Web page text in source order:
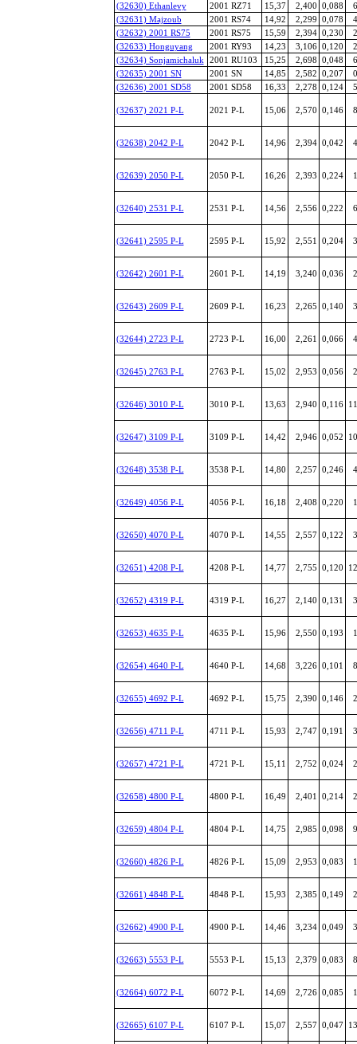
(32630) Ethanlevy
2001 RZ71 15,37 2,400 0,088
(32631) Majzoub
2001 RS74 14,92 2,299 0,078
(32632) 2001 RS75
2001 RS75 15,59 2,394 0,230
(32633) Honguyang
2001 RY93 14,23 3,106 0,120
(32634) Sonjamichaluk
2001 RU103 15,25 2,698 0,048
(32635) 2001 SN
2001 SN 14,85 2,582 0,207
(32636) 2001 SD58
2001 SD58 16,33 2,278 0,124
(32637) 2021 P-L 2021 P-L 15,06 2,570 0,146
(32638) 2042 P-L 2042 P-L 14,96 2,394 0,042
(32639) 2050 P-L 2050 P-L 16,26 2,393 0,224
(32640) 2531 P-L 2531 P-L 14,56 2,556 0,222
(32641) 2595 P-L 2595 P-L 15,92 2,551 0,204
(32642) 2601 P-L 2601 P-L 14,19 3,240 0,036
(32643) 2609 P-L 2609 P-L 16,23 2,265 0,140
(32644) 2723 P-L 2723 P-L 16,00 2,261 0,066
(32645) 2763 P-L 2763 P-L 15,02 2,953 0,056
(32646) 3010 P-L 3010 P-L 13,63 2,940 0,116
(32647) 3109 P-L 3109 P-L 14,42 2,946 0,052
(32648) 3538 P-L 3538 P-L 14,80 2,257 0,246
(32649) 4056 P-L 4056 P-L 16,18 2,408 0,220
(32650) 4070 P-L 4070 P-L 14,55 2,557 0,122
(32651) 4208 P-L 4208 P-L 14,77 2,755 0,120
(32652) 4319 P-L 4319 P-L 16,27 2,140 0,131
(32653) 4635 P-L 4635 P-L 15,96 2,550 0,193
(32654) 4640 P-L 4640 P-L 14,68 3,226 0,101
(32655) 4692 P-L 4692 P-L 15,75 2,390 0,146
(32656) 4711 P-L 4711 P-L 15,93 2,747 0,191
(32657) 4721 P-L 4721 P-L 15,11 2,752 0,024
(32658) 4800 P-L 4800 P-L 16,49 2,401 0,214
(32659) 4804 P-L 4804 P-L 14,75 2,985 0,098
(32660) 4826 P-L 4826 P-L 15,09 2,953 0,083
(32661) 4848 P-L 4848 P-L 15,93 2,385 0,149
(32662) 4900 P-L 4900 P-L 14,46 3,234 0,049
(32663) 5553 P-L 5553 P-L 15,13 2,379 0,083
(32664) 6072 P-L 6072 P-L 14,69 2,726 0,085
(32665) 6107 P-L 6107 P-L 15,07 2,557 0,047